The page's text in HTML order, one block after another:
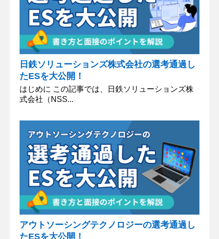
日鉄ソリューションズ株式会社の選考通過し
たESを大公開！
はじめに この記事では、日鉄ソリューションズ株
式会社（NSS...
アウトソーシングテクノロジーの選考通過し
たESを大公開！